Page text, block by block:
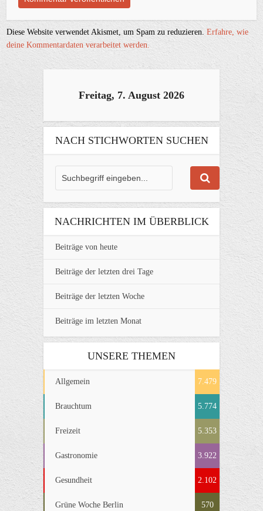
Diese Website verwendet Akismet, um Spam zu reduzieren.Erfahre, wie
deine Kommentardaten verarbeitet werden.
Freitag, 7. August 2026
NACH STICHWORTEN SUCHEN
NACHRICHTEN IM ÜBERBLICK
Beiträge von heute
Beiträge der letzten drei Tage
Beiträge der letzten Woche
Beiträge im letzten Monat
UNSERE THEMEN
Allgemein 7.479
Brauchtum 5.774
Freizeit 5.353
Gastronomie 3.922
Gesundheit 2.102
Grüne Woche Berlin 570